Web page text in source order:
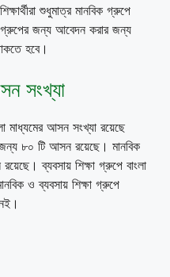
শুধুমাত্র মানবিক গ্রুপে
জন্য আবেদন করার জন্য
হবে।
সংখ্যা
মাধ্যমের আসন সংখ্যা রয়েছে
জন্য ৮০ টি আসন রয়েছে। মানবিক
ব্যবসায় শিক্ষা গ্রুপে বাংলা
ও ব্যবসায় শিক্ষা গ্রুপে